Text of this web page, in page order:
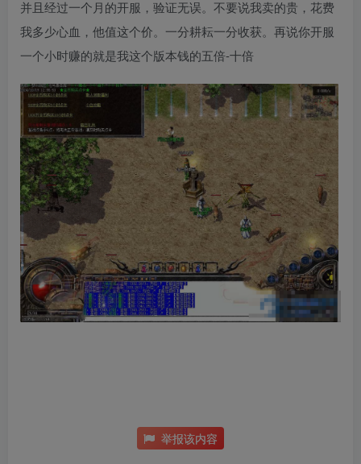
并且经过一个月的开服，验证无误。不要说我卖的贵，花费
我多少心血，他值这个价。一分耕耘一分收获。再说你开服
一个小时赚的就是我这个版本钱的五倍-十倍
举报该内容